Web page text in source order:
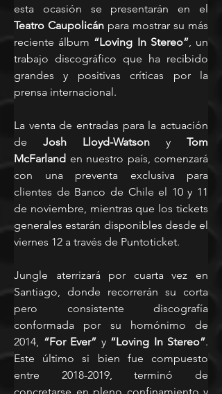
Teatro Caupolicán para mostrar su más
reciente álbum “Loving In Stereo”, un
trabajo discográfico que ha recibido
grandes y positivas críticas por la
prensa internacional.
La venta de entradas para la actuación
de Josh Lloyd-Watson y Tom
McFarland en nuestro país, comenzará
con una preventa exclusiva para
clientes de Banco de Chile el 10 y 11
de noviembre, mientras que los tickets
generales estarán disponibles desde el
viernes 12 a través de Puntoticket.
Jungle aterrizará por cuarta vez en
Santiago, donde recorrerán su corta
pero consistente discografía
conformada por su homónimo de
2014, “For Ever” y “Loving In Stereo”.
Este último si bien fue compuesto
entre 2018-2019, terminó de